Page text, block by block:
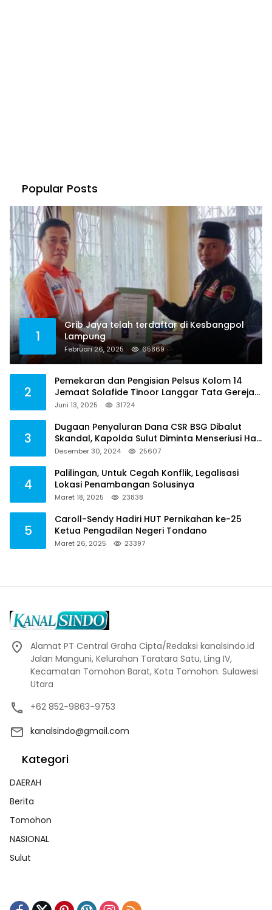
Popular Posts
1
Grib Jaya telah terdaftar di Kesbangpol
Lampung
Februari 26, 2025 65869
2
Pemekaran dan Pengisian Pelsus Kolom 14
Jemaat Solafide Tinoor Langgar Tata Gereja
2021, Toreh : Ini Perbuatan Melawan Hukum
Juni 13, 2025 31724
3
Dugaan Penyaluran Dana CSR BSG Dibalut
Skandal, Kapolda Sulut Diminta Menseriusi Hal
ini
Desember 30, 2024 25607
4
Palilingan, Untuk Cegah Konflik, Legalisasi
Lokasi Penambangan Solusinya
Maret 18, 2025 23838
5
Caroll-Sendy Hadiri HUT Pernikahan ke-25
Ketua Pengadilan Negeri Tondano
Maret 26, 2025 23397
Alamat PT Central Graha Cipta/Redaksi kanalsindo.id
Jalan Manguni, Kelurahan Taratara Satu, Ling IV,
Kecamatan Tomohon Barat, Kota Tomohon. Sulawesi
Utara
+62 852-9863-9753
kanalsindo@gmail.com
Kategori
DAERAH
Berita
Tomohon
NASIONAL
Sulut